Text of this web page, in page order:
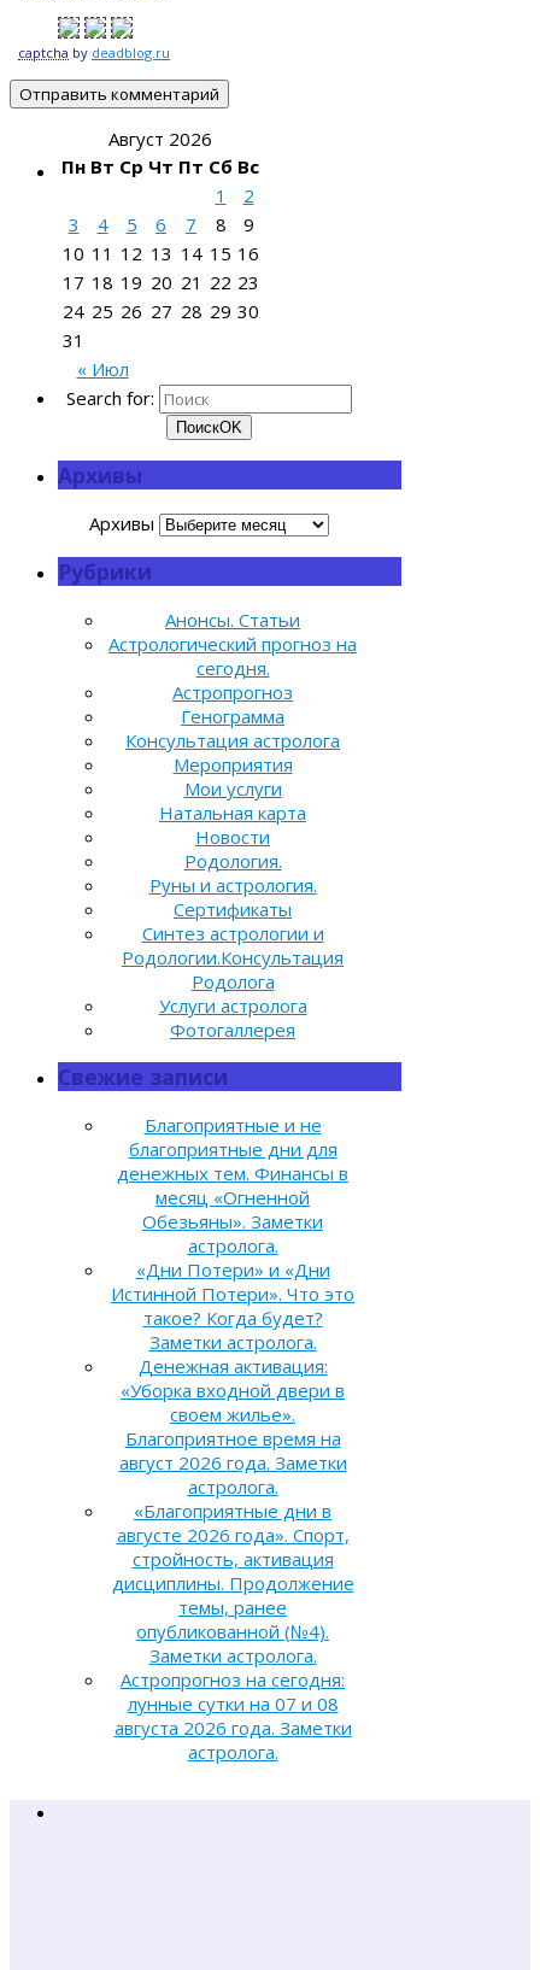
captcha by deadblog.ru
Август 2026
Пн Вт Ср Чт Пт Сб Вс
« Июл
1
2
3
4 5 6 7 8
9
10 11 12 13 14 15 16
17 18 19 20 21 22 23
24 25 26 27 28 29 30
31
Search for:
ПоискOK
Архивы
Архивы
Рубрики
Анонсы. Статьи
Астрологический прогноз на
сегодня.
Астропрогноз
Генограмма
Консультация астролога
Мероприятия
Мои услуги
Натальная карта
Новости
Родология.
Руны и астрология.
Сертификаты
Синтез астрологии и
Родологии.Консультация
Родолога
Услуги астролога
Фотогаллерея
Свежие записи
Благоприятные и не
благоприятные дни для
денежных тем. Финансы в
месяц «Огненной
Обезьяны». Заметки
астролога.
«Дни Потери» и «Дни
Истинной Потери». Что это
такое? Когда будет?
Заметки астролога.
Денежная активация:
«Уборка входной двери в
своем жилье».
Благоприятное время на
август 2026 года. Заметки
астролога.
«Благоприятные дни в
августе 2026 года». Спорт,
стройность, активация
дисциплины. Продолжение
темы, ранее
опубликованной (№4).
Заметки астролога.
Астропрогноз на сегодня:
лунные сутки на 07 и 08
августа 2026 года. Заметки
астролога.